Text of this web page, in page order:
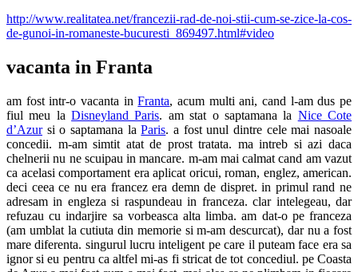
http://www.realitatea.net/francezii-rad-de-noi-stii-cum-se-zice-la-cos-
de-gunoi-in-romaneste-bucuresti_869497.html#video
vacanta in Franta
am fost intr-o vacanta inFranta, acum multi ani, cand l-am dus pe
fiul meu laDisneyland Paris. am stat o saptamana la Nice Cote
d’Azursi o saptamana laParis. a fost unul dintre cele mai nasoale
concedii. m-am simtit atat de prost tratata. ma intreb si azi daca
chelnerii nu ne scuipau in mancare. m-am mai calmat cand am vazut
ca acelasi comportament era aplicat oricui, roman, englez, american.
deci ceea ce nu era francez era demn de dispret. in primul rand ne
adresam in engleza si raspundeau in franceza. clar intelegeau, dar
refuzau cu indarjire sa vorbeasca alta limba. am dat-o pe franceza
(am umblat la cutiuta din memorie si m-am descurcat), dar nu a fost
mare diferenta. singurul lucru inteligent pe care il puteam face era sa
ignor si eu pentru ca altfel mi-as fi stricat de tot concediul. pe Coasta